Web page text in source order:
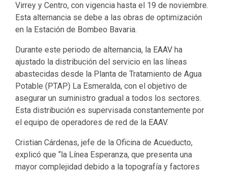
Virrey y Centro, con vigencia hasta el 19 de noviembre.
Esta alternancia se debe a las obras de optimización
en la Estación de Bombeo Bavaria.
Durante este periodo de alternancia, la EAAV ha
ajustado la distribución del servicio en las líneas
abastecidas desde la Planta de Tratamiento de Agua
Potable (PTAP) La Esmeralda, con el objetivo de
asegurar un suministro gradual a todos los sectores.
Esta distribución es supervisada constantemente por
el equipo de operadores de red de la EAAV.
Cristian Cárdenas, jefe de la Oficina de Acueducto,
explicó que “la Línea Esperanza, que presenta una
mayor complejidad debido a la topografía y factores